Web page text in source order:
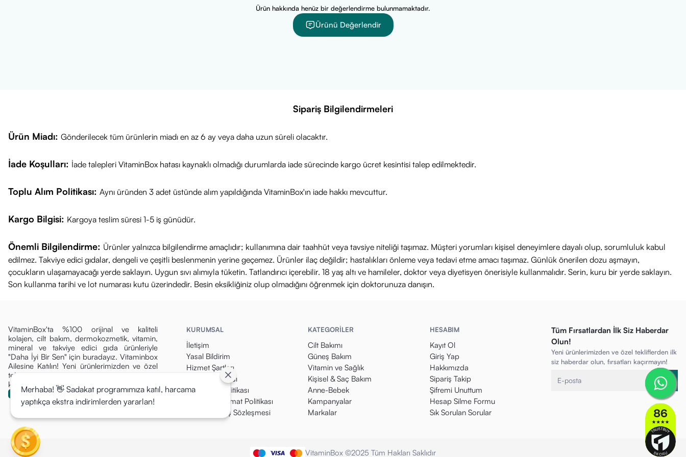
Ürün hakkında henüz bir değerlendirme bulunmamaktadır.
Ürünü Değerlendir
Sipariş Bilgilendirmeleri
Ürün Miadı: Gönderilecek tüm ürünlerin miadı en az 6 ay veya daha uzun süreli olacaktır.
İade Koşulları: İade talepleri VitaminBox hatası kaynaklı olmadığı durumlarda iade sürecinde kargo ücret kesintisi talep edilmektedir.
Toplu Alım Politikası: Aynı üründen 3 adet üstünde alım yapıldığında VitaminBox'ın iade hakkı mevcuttur.
Kargo Bilgisi: Kargoya teslim süresi 1-5 iş günüdür.
Önemli Bilgilendirme: Ürünler yalnızca bilgilendirme amaçlıdır; kullanımına dair taahhüt veya tavsiye niteliği taşımaz. Müşteri yorumları kişisel deneyimlere dayalı olup, sorumluluk kabul
edilmez. Takviye edici gıdalar, dengeli ve çeşitli beslenmenin yerine geçemez. Ürünler ilaç değildir; hastalıkları önleme veya tedavi etme amacı taşımaz. Günlük önerilen dozu aşmayın,
çocukların ulaşamayacağı yerde saklayın. Uygun sıvı alımıyla tüketin. Tatlandırıcı içerebilir. 18 yaş altı ve hamileler, doktor veya diyetisyen önerisiyle kullanmalıdır. Serin, kuru bir yerde saklayın.
Son kullanma tarihi ve lot numarası kutu üzerindedir. Besin eksikliğiniz olup olmadığını öğrenmek için doktorunuza danışın.
VitaminBox'ta %100 orijinal ve kaliteli
kolajen, cilt bakım, dermokozmetik, vitamin,
mineral ve takviye edici gıda ürünleriyle
"Daha İyi Bir Sen" için buradayız. Vitaminbox
Ailesine Katılın! Yeni ürünlerimizden ve özel
tekliflerden ilk siz haberdar olun, fırsatları
kaçırmayın!
KURUMSAL
İletişim
Yasal Bildirim
Hizmet Şartları
Gizlilik Politikası
Para İade Politikası
Kargo & Teslimat Politikası
Mesafeli Satış Sözleşmesi
KATEGORİLER
Cilt Bakımı
Güneş Bakım
Vitamin ve Sağlık
Kişisel & Saç Bakım
Anne-Bebek
Kampanyalar
Markalar
HESABIM
Kayıt Ol
Giriş Yap
Hakkımızda
Sipariş Takip
Şifremi Unuttum
Hesap Silme Formu
Sık Sorulan Sorular
Tüm Fırsatlardan İlk Siz Haberdar
Olun!
Yeni ürünlerimizden ve özel tekliflerden ilk
siz haberdar olun, fırsatları kaçırmayın!
VitaminBox ©2025 Tüm Hakları Saklıdır
Merhaba! 👋 Sadakat programımıza katıl, harcama
yaptıkça ekstra indirimlerden yararlan!